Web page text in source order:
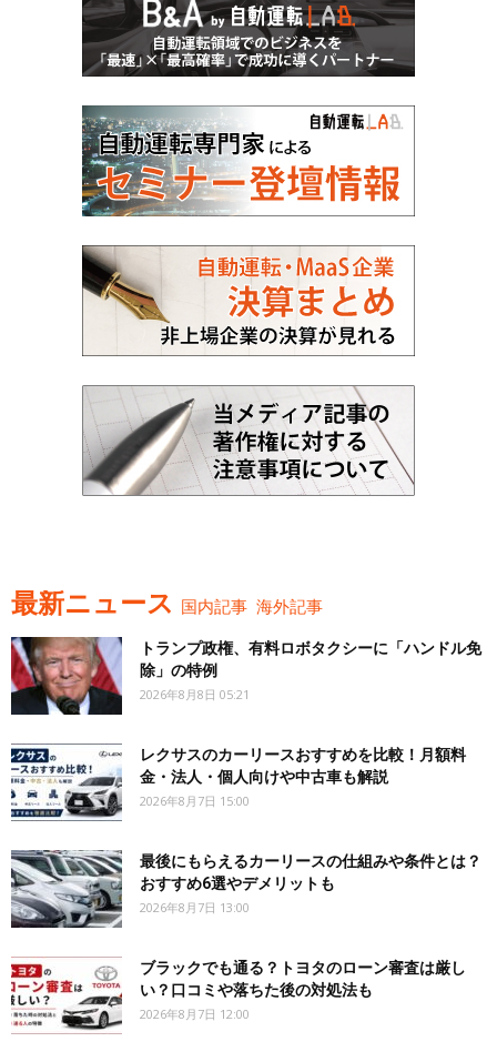
最新ニュース 国内記事 海外記事
トランプ政権、有料ロボタクシーに「ハンドル免
除」の特例
2026年8月8日 05:21
レクサスのカーリースおすすめを比較！月額料
金・法人・個人向けや中古車も解説
2026年8月7日 15:00
最後にもらえるカーリースの仕組みや条件とは？
おすすめ6選やデメリットも
2026年8月7日 13:00
ブラックでも通る？トヨタのローン審査は厳し
い？口コミや落ちた後の対処法も
2026年8月7日 12:00